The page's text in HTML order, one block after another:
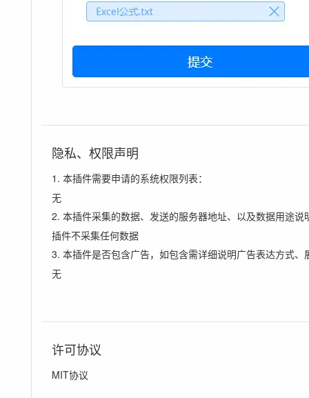
隐私、权限声明
1. 本插件需要申请的系统权限列表：
无
2. 本插件采集的数据、发送的服务器地址、以及数据用途说
插件不采集任何数据
3. 本插件是否包含广告，如包含需详细说明广告表达方式、
无
许可协议
MIT协议